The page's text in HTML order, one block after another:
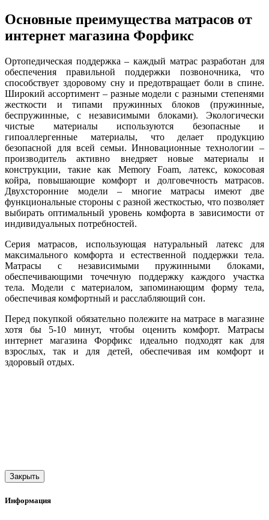
Основные преимущества матрасов от
интернет магазина Форфикс
Ортопедическая поддержка – каждый матрас разработан для
обеспечения правильной поддержки позвоночника, что
способствует здоровому сну и предотвращает боли в спине.
Широкий ассортимент – разные модели с разными степенями
жесткости и типами пружинных блоков (пружинные,
беспружинные, с независимыми блоками). Экологически
чистые материалы используются безопасные и
гипоаллергенные материалы, что делает продукцию
безопасной для всей семьи. Инновационные технологии –
производитель активно внедряет новые материалы и
конструкции, такие как Memory Foam, латекс, кокосовая
койра, повышающие комфорт и долговечность матрасов.
Двухсторонние модели – многие матрасы имеют две
функциональные стороны с разной жесткостью, что позволяет
выбирать оптимальный уровень комфорта в зависимости от
индивидуальных потребностей.
Серия матрасов, использующая натуральный латекс для
максимального комфорта и естественной поддержки тела.
Матрасы с независимыми пружинными блоками,
обеспечивающими точечную поддержку каждого участка
тела. Модели с материалом, запоминающим форму тела,
обеспечивая комфортный и расслабляющий сон.
Перед покупкой обязательно полежите на матрасе в магазине
хотя бы 5-10 минут, чтобы оценить комфорт. Матрасы
интернет магазина Форфикс идеально подходят как для
взрослых, так и для детей, обеспечивая им комфорт и
здоровый отдых.
Закрыть
Информация